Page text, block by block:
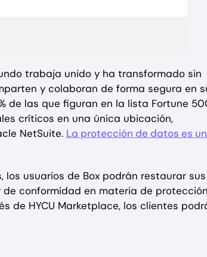
trabaja unido y ha transformado sin
y colaboran de forma segura en
de las que figuran en la lista Fortune
críticos en una única ubicación,
NetSuite. La protección de datos es
usuarios de Box podrán restaurar sus
conformidad en materia de
de HYCU Marketplace, los clientes